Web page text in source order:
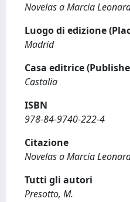
Novelas a Marcia
Luogo di edizione
Madrid
Casa editrice
Castalia
ISBN
978-84-9740-222-4
Citazione
Novelas a Marcia
Tutti gli autori
Presotto, M.